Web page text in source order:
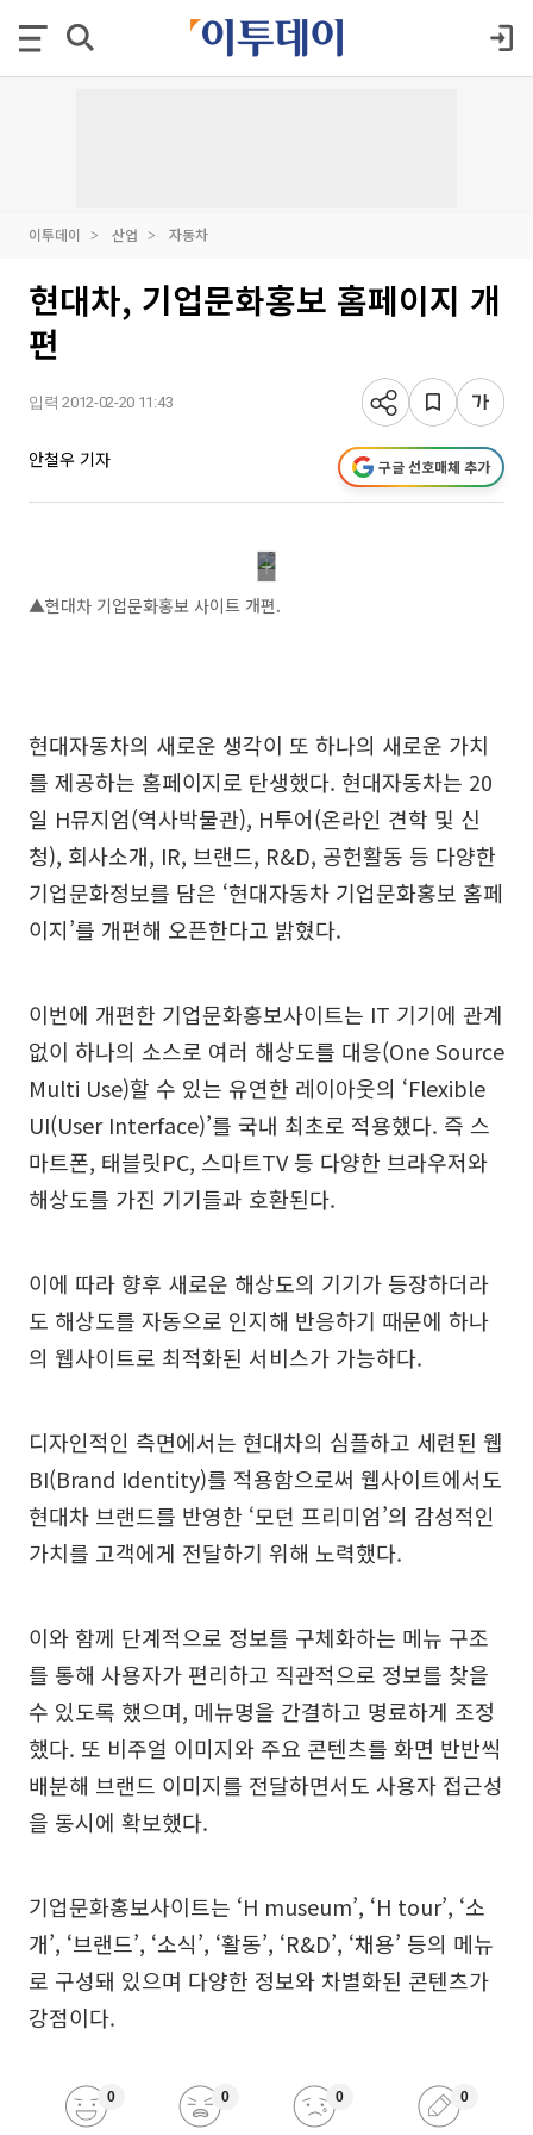
이투데이 산업 자동차
현대차, 기업문화홍보 홈페이지 개
편
입력 2012-02-20 11:43
안철우 기자 구글 선호매체 추가
▲현대차 기업문화홍보 사이트 개편.
현대자동차의 새로운 생각이 또 하나의 새로운 가치
를 제공하는 홈페이지로 탄생했다. 현대자동차는 20
일 H뮤지엄(역사박물관), H투어(온라인 견학 및 신
청), 회사소개, IR, 브랜드, R&D, 공헌활동 등 다양한
기업문화정보를 담은 ‘현대자동차 기업문화홍보 홈페
이지’를 개편해 오픈한다고 밝혔다.
이번에 개편한 기업문화홍보사이트는 IT 기기에 관계
없이 하나의 소스로 여러 해상도를 대응(One Source
Multi Use)할 수 있는 유연한 레이아웃의 ‘Flexible
UI(User Interface)’를 국내 최초로 적용했다. 즉 스
마트폰, 태블릿PC, 스마트TV 등 다양한 브라우저와
해상도를 가진 기기들과 호환된다.
이에 따라 향후 새로운 해상도의 기기가 등장하더라
도 해상도를 자동으로 인지해 반응하기 때문에 하나
의 웹사이트로 최적화된 서비스가 가능하다.
디자인적인 측면에서는 현대차의 심플하고 세련된 웹
BI(Brand Identity)를 적용함으로써 웹사이트에서도
현대차 브랜드를 반영한 ‘모던 프리미엄’의 감성적인
가치를 고객에게 전달하기 위해 노력했다.
이와 함께 단계적으로 정보를 구체화하는 메뉴 구조
를 통해 사용자가 편리하고 직관적으로 정보를 찾을
수 있도록 했으며, 메뉴명을 간결하고 명료하게 조정
했다. 또 비주얼 이미지와 주요 콘텐츠를 화면 반반씩
배분해 브랜드 이미지를 전달하면서도 사용자 접근성
을 동시에 확보했다.
기업문화홍보사이트는 ‘H museum’, ‘H tour’, ‘소
개’, ‘브랜드’, ‘소식’, ‘활동’, ‘R&D’, ‘채용’ 등의 메뉴
로 구성돼 있으며 다양한 정보와 차별화된 콘텐츠가
강점이다.
0 0 0 0